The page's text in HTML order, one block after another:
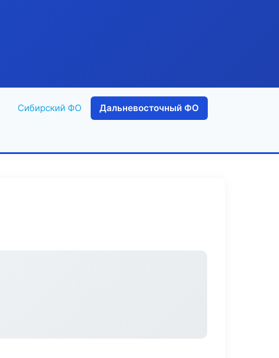
Сибирский ФО Дальневосточный ФО